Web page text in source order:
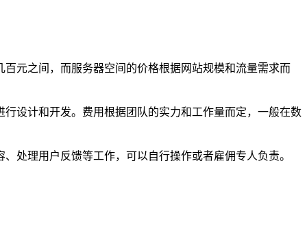
元之间，而服务器空间的价格根据网站规模和流量需求而
设计和开发。费用根据团队的实力和工作量而定，一般在数
处理用户反馈等工作，可以自行操作或者雇佣专人负责。